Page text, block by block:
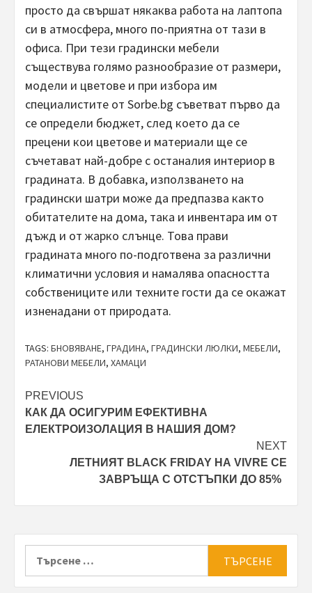
просто да свършат някаква работа на лаптопа
си в атмосфера, много по-приятна от тази в
офиса. При тези градински мебели
съществува голямо разнообразие от размери,
модели и цветове и при избора им
специалистите от Sorbe.bg съветват първо да
се определи бюджет, след което да се
прецени кои цветове и материали ще се
съчетават най-добре с останалия интериор в
градината. В добавка, използването на
градински шатри може да предпазва както
обитателите на дома, така и инвентара им от
дъжд и от жарко слънце. Това прави
градината много по-подготвена за различни
климатични условия и намалява опасността
собствениците или техните гости да се окажат
изненадани от природата.
TAGS: БНОВЯВАНЕ, ГРАДИНА, ГРАДИНСКИ ЛЮЛКИ, МЕБЕЛИ,
РАТАНОВИ МЕБЕЛИ, ХАМАЦИ
Post
navigation
PREVIOUS
КАК ДА ОСИГУРИМ ЕФЕКТИВНА
ЕЛЕКТРОИЗОЛАЦИЯ В НАШИЯ ДОМ?
NEXT
ЛЕТНИЯТ BLACK FRIDAY НА VIVRE СЕ
ЗАВРЪЩА С ОТСТЪПКИ ДО 85%